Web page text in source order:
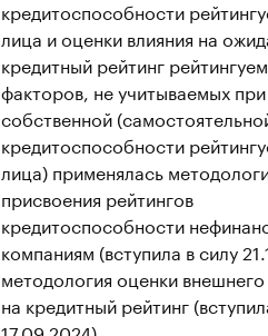
кредитоспособности
лица и оценки влияния на
кредитный рейтинг
факторов, не учитываемых
собственной
кредитоспособности
лица) применялась
присвоения рейтингов
кредитоспособности
компаниям (вступила в силу
методология оценки внешнего
на кредитный рейтинг